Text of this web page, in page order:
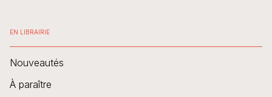
EN LIBRAIRIE
Nouveautés
À paraître